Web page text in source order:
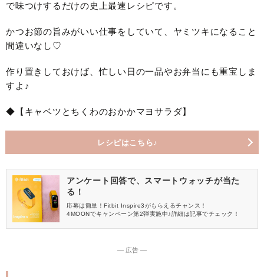
で味つけするだけの史上最速レシピです。
かつお節の旨みがいい仕事をしていて、ヤミツキになること
間違いなし♡
作り置きしておけば、忙しい日の一品やお弁当にも重宝しま
すよ♪
◆【キャベツとちくわのおかかマヨサラダ】
レシピはこちら♪
アンケート回答で、スマートウォッチが当た
る！
応募は簡単！Fitbit Inspire3がもらえるチャンス！
4MOONでキャンペーン第2弾実施中♪詳細は記事でチェック！
― 広告 ―